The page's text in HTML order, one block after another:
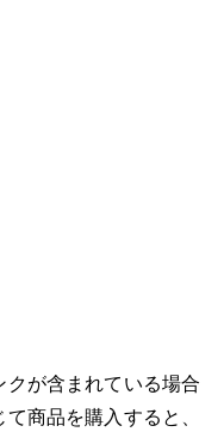
クが含まれている場合
商品を購入すると、